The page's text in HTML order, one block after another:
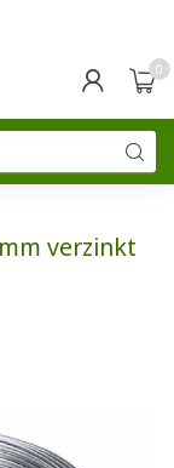
0
verzinkt